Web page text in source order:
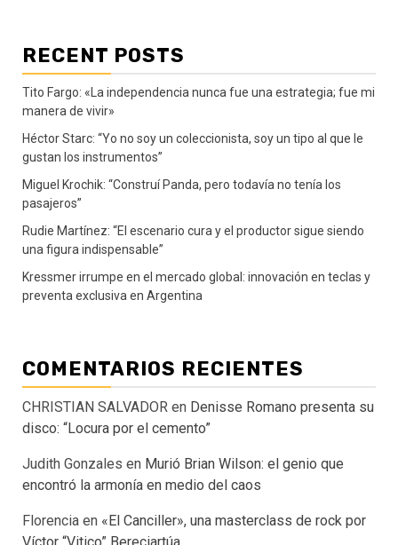
RECENT POSTS
Tito Fargo: «La independencia nunca fue una estrategia; fue mi
manera de vivir»
Héctor Starc: “Yo no soy un coleccionista, soy un tipo al que le
gustan los instrumentos”
Miguel Krochik: “Construí Panda, pero todavía no tenía los
pasajeros”
Rudie Martínez: “El escenario cura y el productor sigue siendo
una figura indispensable”
Kressmer irrumpe en el mercado global: innovación en teclas y
preventa exclusiva en Argentina
COMENTARIOS RECIENTES
CHRISTIAN SALVADOR en Denisse Romano presenta su
disco: “Locura por el cemento”
Judith Gonzales en Murió Brian Wilson: el genio que
encontró la armonía en medio del caos
Florencia en «El Canciller», una masterclass de rock por